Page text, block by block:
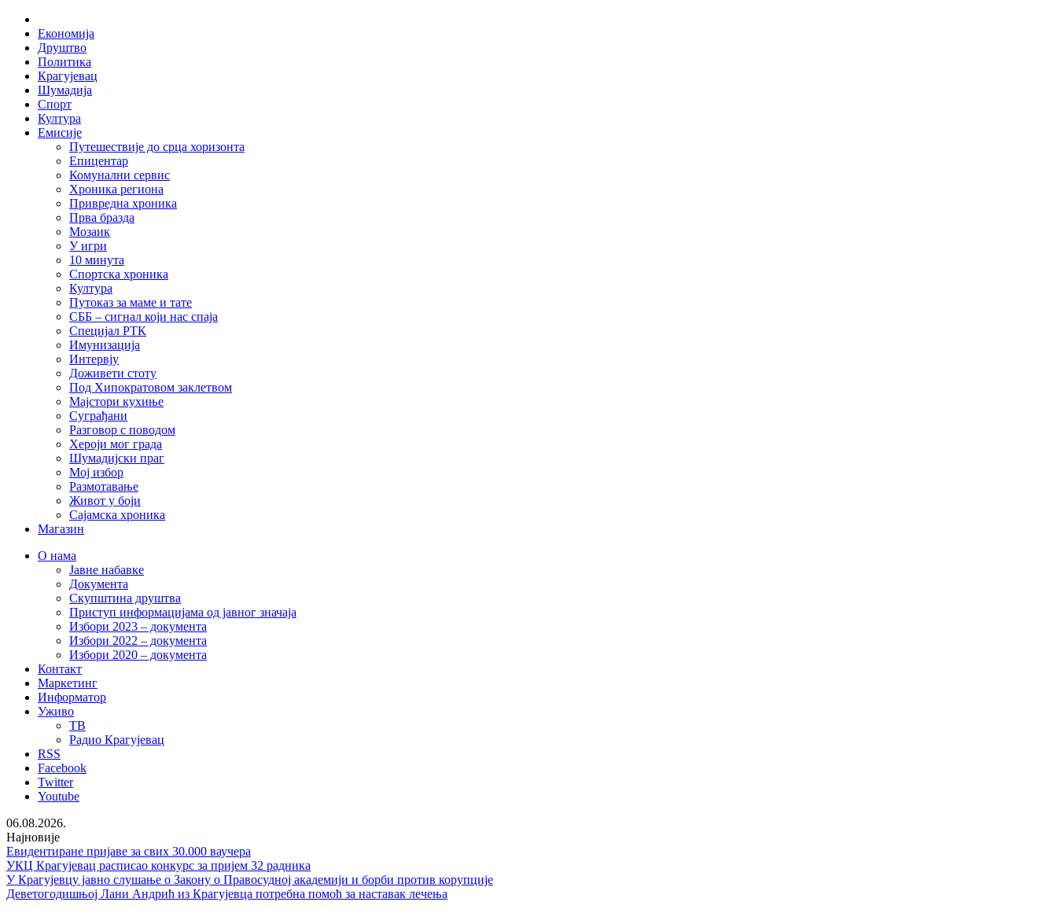
Skip
content
Економија
Друштво
Политика
Крагујевац
Шумадија
Спорт
Култура
Емисије
Путешествије до срца хоризонта
Епицентар
Комунални сервис
Хроника региона
Привредна хроника
Прва бразда
Мозаик
У игри
10 минута
Спортска хроника
Култура
Путоказ за маме и тате
СББ – сигнал који нас спаја
Специјал РТК
Имунизација
Интервју
Доживети стоту
Под Хипократовом заклетвом
Мајстори кухиње
Суграђани
Разговор с поводом
Хероји мог града
Шумадијски праг
Мој избор
Размотавање
Живот у боји
Сајамска хроника
Магазин
О нама
Јавне набавке
Документа
Скупштина друштва
Приступ информацијама од јавног значаја
Избори 2023 – документа
Избори 2022 – документа
Избори 2020 – документа
Контакт
Маркетинг
Информатор
Уживо
ТВ
Радио Крагујевац
RSS
Facebook
Twitter
Youtube
06.08.2026.
Најновије
Евидентиране пријаве за свих 30.000 ваучера
УКЦ Крагујевац расписао конкурс за пријем 32 радника
У Крагујевцу јавно слушање о Закону о Правосудној академији и борби против корупције
Деветогодишњој Лани Андрић из Крагујевца потребна помоћ за наставак лечења